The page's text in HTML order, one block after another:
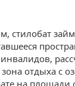
стилобат
отдыха с
на площади